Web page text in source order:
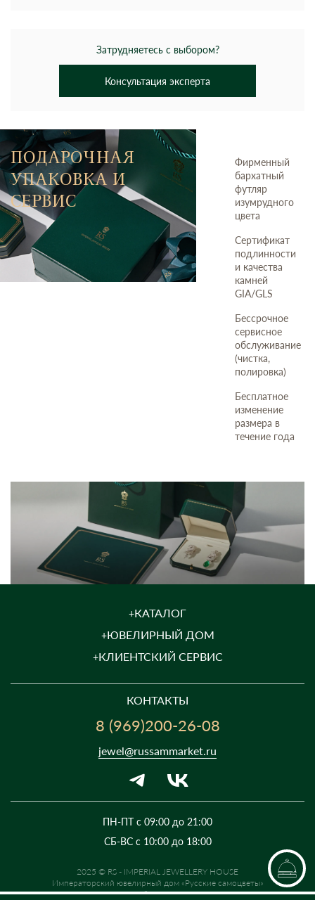
Затрудняетесь с выбором?
Консультация эксперта
ПОДАРОЧНАЯ
УПАКОВКА И
СЕРВИС
Фирменный
бархатный
футляр
изумрудного
цвета
Сертификат
подлинности
и качества
камней
GIA/GLS
Бессрочное
сервисное
обслуживание
(чистка,
полировка)
Бесплатное
изменение
размера в
течение года
КАТАЛОГ
ЮВЕЛИРНЫЙ ДОМ
КЛИЕНТСКИЙ СЕРВИС
КОНТАКТЫ
8 (969)200-26-08
ПН-ПТ с 09:00 до 21:00
СБ-ВС с 10:00 до 18:00
jewel@russammarket.ru
2025 © RS - IMPERIAL JEWELLERY HOUSE
Императорский ювелирный дом «Русские самоцветы»
Предложение не является публичной офертой. Цены на сайте и в